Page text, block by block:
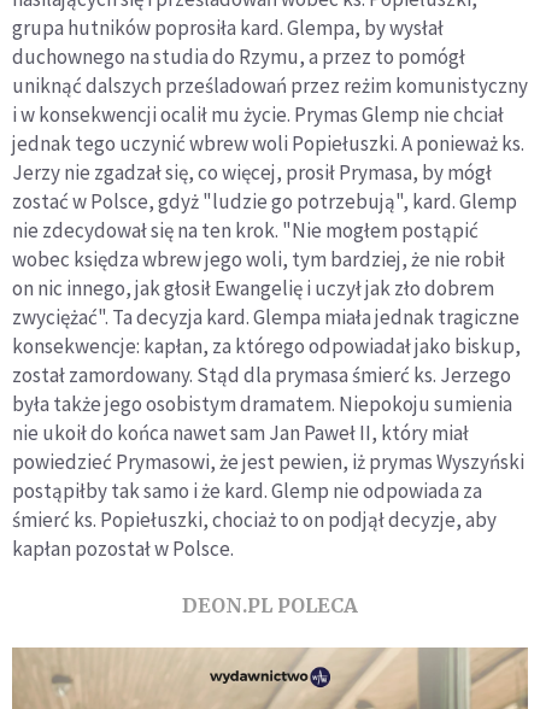
grupa hutników poprosiła kard. Glempa, by wysłał
duchownego na studia do Rzymu, a przez to pomógł
uniknąć dalszych prześladowań przez reżim komunistyczny
i w konsekwencji ocalił mu życie. Prymas Glemp nie chciał
jednak tego uczynić wbrew woli Popiełuszki. A ponieważ ks.
Jerzy nie zgadzał się, co więcej, prosił Prymasa, by mógł
zostać w Polsce, gdyż "ludzie go potrzebują", kard. Glemp
nie zdecydował się na ten krok. "Nie mogłem postąpić
wobec księdza wbrew jego woli, tym bardziej, że nie robił
on nic innego, jak głosił Ewangelię i uczył jak zło dobrem
zwyciężać". Ta decyzja kard. Glempa miała jednak tragiczne
konsekwencje: kapłan, za którego odpowiadał jako biskup,
został zamordowany. Stąd dla prymasa śmierć ks. Jerzego
była także jego osobistym dramatem. Niepokoju sumienia
nie ukoił do końca nawet sam Jan Paweł II, który miał
powiedzieć Prymasowi, że jest pewien, iż prymas Wyszyński
postąpiłby tak samo i że kard. Glemp nie odpowiada za
śmierć ks. Popiełuszki, chociaż to on podjął decyzje, aby
kapłan pozostał w Polsce.
DEON.PL POLECA